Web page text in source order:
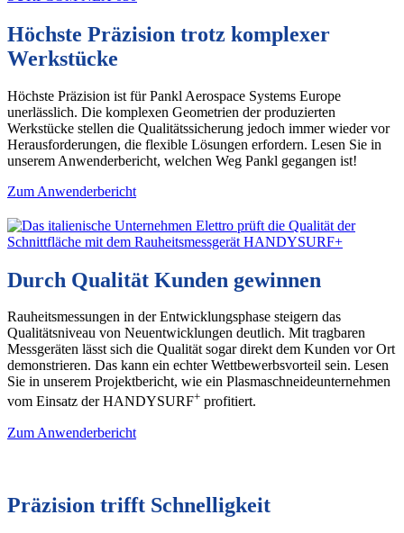
Höchste Präzision trotz komplexer
Werkstücke
Höchste Präzision ist für Pankl Aerospace Systems Europe
unerlässlich. Die komplexen Geometrien der produzierten
Werkstücke stellen die Qualitätssicherung jedoch immer wieder vor
Herausforderungen, die flexible Lösungen erfordern. Lesen Sie in
unserem Anwenderbericht, welchen Weg Pankl gegangen ist!
Zum Anwenderbericht
Durch Qualität Kunden gewinnen
Rauheitsmessungen in der Entwicklungsphase steigern das
Qualitätsniveau von Neuentwicklungen deutlich. Mit tragbaren
Messgeräten lässt sich die Qualität sogar direkt dem Kunden vor Ort
demonstrieren. Das kann ein echter Wettbewerbsvorteil sein. Lesen
Sie in unserem Projektbericht, wie ein Plasmaschneideunternehmen
vom Einsatz der HANDYSURF+ profitiert.
Zum Anwenderbericht
Präzision trifft Schnelligkeit